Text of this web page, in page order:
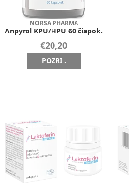
NORSA PHARMA
Anpyrol KPU/HPU 60 čiapok.
€20,20
POZRI .